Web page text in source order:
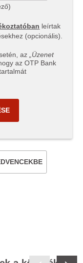
leírtak
(opcionális).
az
„Üzenet
az OTP Bank